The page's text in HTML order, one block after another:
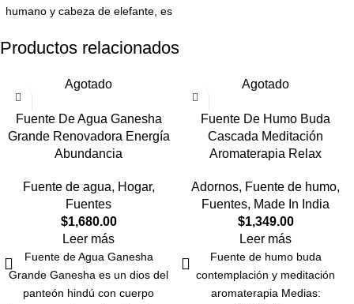
humano y cabeza de elefante, es
Productos relacionados
Agotado
Fuente De Agua Ganesha
Grande Renovadora Energía
Abundancia
Fuente de agua, Hogar,
Fuentes
$1,680.00
Leer más
Fuente de Agua Ganesha
Grande Ganesha es un dios del
panteón hindú con cuerpo
Agotado
Fuente De Humo Buda
Cascada Meditación
Aromaterapia Relax
Adornos, Fuente de humo,
Fuentes, Made In India
$1,349.00
Leer más
Fuente de humo buda
contemplación y meditación
aromaterapia Medias: